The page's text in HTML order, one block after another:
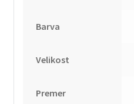
Barva
Velikost
Premer